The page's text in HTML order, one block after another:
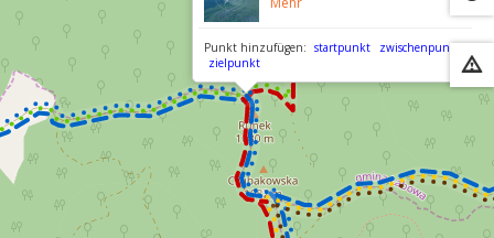
Punkt hinzufügen: startpunkt
zwischenpunkt
zielpunkt